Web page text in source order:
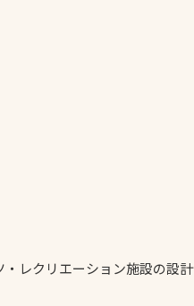
飛散・流出防止
レクリエーション施設の設